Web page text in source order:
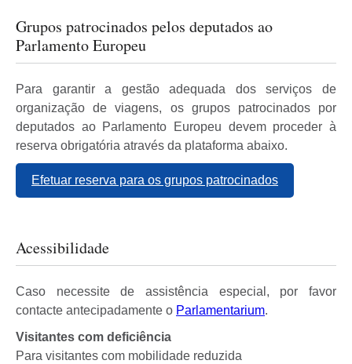
Grupos patrocinados pelos deputados ao
Parlamento Europeu
Para garantir a gestão adequada dos serviços de
organização de viagens, os grupos patrocinados por
deputados ao Parlamento Europeu devem proceder à
reserva obrigatória através da plataforma abaixo.
Efetuar reserva para os grupos patrocinados
Acessibilidade
Caso necessite de assistência especial, por favor
contacte antecipadamente o Parlamentarium.
Visitantes com deficiência
Para visitantes com mobilidade reduzida